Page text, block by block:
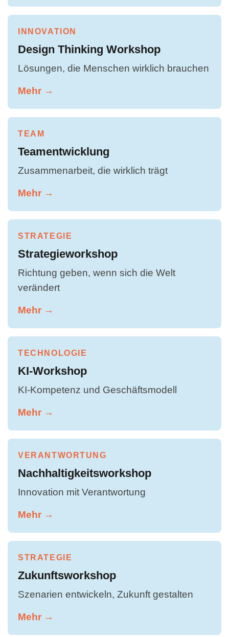
INNOVATION
Design Thinking Workshop
Lösungen, die Menschen wirklich brauchen
Mehr →
TEAM
Teamentwicklung
Zusammenarbeit, die wirklich trägt
Mehr →
STRATEGIE
Strategieworkshop
Richtung geben, wenn sich die Welt
verändert
Mehr →
TECHNOLOGIE
KI-Workshop
KI-Kompetenz und Geschäftsmodell
Mehr →
VERANTWORTUNG
Nachhaltigkeitsworkshop
Innovation mit Verantwortung
Mehr →
STRATEGIE
Zukunftsworkshop
Szenarien entwickeln, Zukunft gestalten
Mehr →